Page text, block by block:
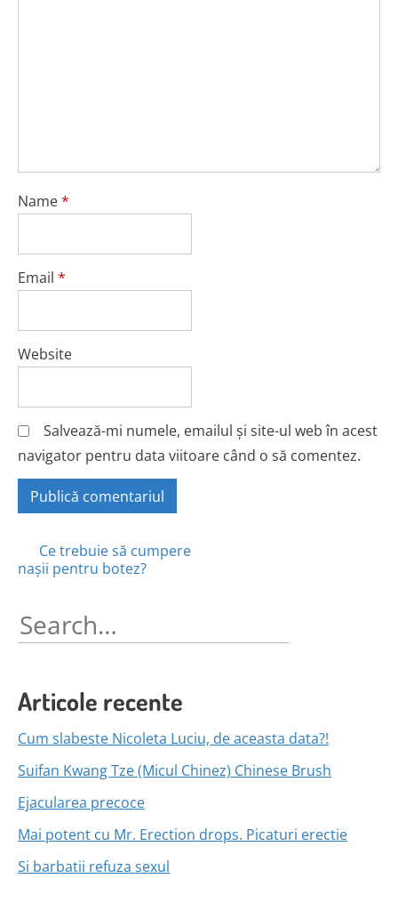
Name*
Email *
Website
Salvează-mi numele, emailul și site-ul web în acest
navigator pentru data viitoare când o să comentez.
Posts
Ce trebuie să cumpere
nașii pentru botez?
Search
for:
Articole recente
Cum slabeste Nicoleta Luciu, de aceasta data?!
Suifan Kwang Tze (Micul Chinez) Chinese Brush
Ejacularea precoce
Mai potent cu Mr. Erection drops. Picaturi erectie
Si barbatii refuza sexul